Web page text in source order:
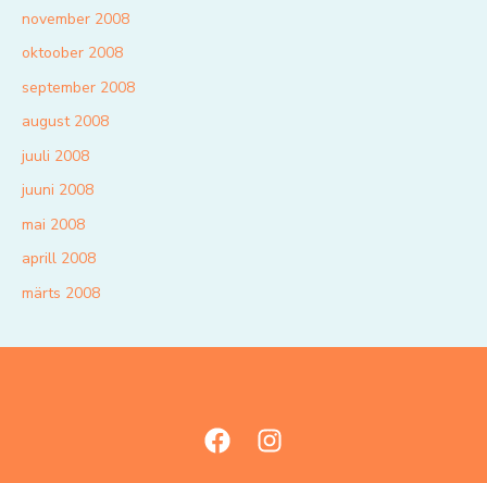
november 2008
oktoober 2008
september 2008
august 2008
juuli 2008
juuni 2008
mai 2008
aprill 2008
märts 2008